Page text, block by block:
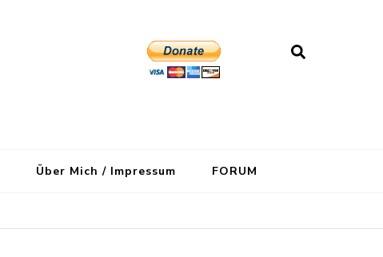
Über Mich / Impressum FORUM